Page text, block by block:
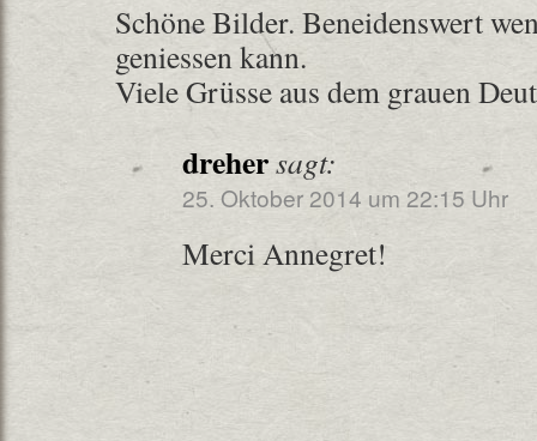
Schöne Bilder. Beneidenswert
geniessen kann.
Viele Grüsse aus dem grauen
drehersagt:
25. Oktober 2014 um 22:15 Uhr
Merci Annegret!